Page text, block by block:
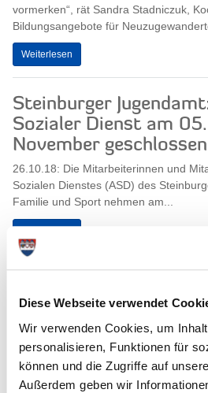
Diese Webseite verwendet
Wir verwenden Cookies, um
personalisieren, Funktionen für
können und die Zugriffe auf
Außerdem geben wir
vormerken“, rät Sandra Stadniczuk,
Bildungsangebote für
Weiterlesen
Steinburger
Sozialer Dienst am
November geschlossen
26.10.18: Die Mitarbeiterinnen und
Sozialen Dienstes (ASD) des
Familie und Sport nehmen am...
Weiterlesen
77 / Hungriger Wolf
24.10.18: Im Rahmen des diesjährigen
Deckenerneuerungsprogramms des
zurzeit die Arbeiten an der K 53 - ab
Weiterlesen